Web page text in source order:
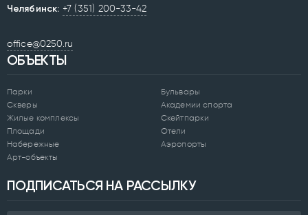
Челябинск: +7 (351) 200-33-42
office@0250.ru
ОБЪЕКТЫ
Парки
Скверы
Жилые комплексы
Площади
Набережные
Арт-объекты
Бульвары
Академии спорта
Скейтпарки
Отели
Аэропорты
ПОДПИСАТЬСЯ НА РАССЫЛКУ